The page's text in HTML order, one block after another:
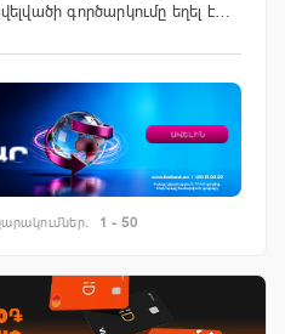
գործարկումը եղել է…
1 - 50